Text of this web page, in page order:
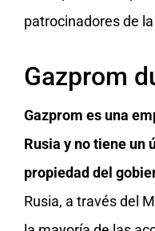
patrocinadores de
Gazprom
Gazprom es una
Rusia y no tiene un
propiedad del
Rusia, a través del